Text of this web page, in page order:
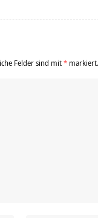
Felder sind mit* markiert.